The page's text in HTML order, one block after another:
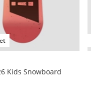
Kids Snowboard